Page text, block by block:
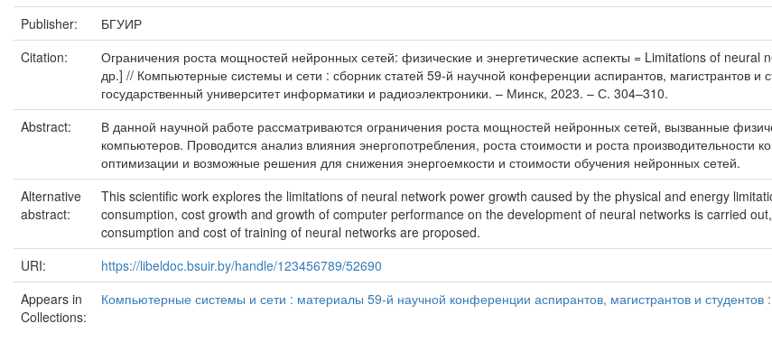
Publisher:
БГУИР
Citation:
Ограничения роста мощностей нейронных сетей: физические и энергетические аспекты = Limitations of
др.] // Компьютерные системы и сети : сборник статей 59-й научной конференции аспирантов, магистрантов и
государственный университет информатики и радиоэлектроники. – Минск, 2023. – С. 304–310.
Abstract:
В данной научной работе рассматриваются ограничения роста мощностей нейронных сетей, вызванные
компьютеров. Проводится анализ влияния энергопотребления, роста стоимости и роста производительности
оптимизации и возможные решения для снижения энергоемкости и стоимости обучения нейронных сетей.
Alternative
abstract:
This scientific work explores the limitations of neural network power growth caused by the physical and energy
consumption, cost growth and growth of computer performance on the development of neural networks is carried
consumption and cost of training of neural networks are proposed.
URI:
https://libeldoc.bsuir.by/handle/123456789/52690
Appears in
Collections:
Компьютерные системы и сети : материалы 59-й научной конференции аспирантов, магистрантов и студентов